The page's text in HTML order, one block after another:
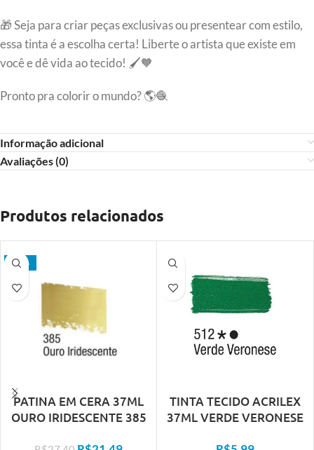
🎁 Seja para criar peças exclusivas ou presentear com estilo,
essa tinta é a escolha certa! Liberte o artista que existe em
você e dê vida ao tecido! 🖌️🧡
Pronto pra colorir o mundo? 🌎🧶
Informação adicional
Avaliações (0)
Produtos relacionados
- 22%
PATINA EM CERA 37ML
OURO IRIDESCENTE 385
TINTA TECIDO ACRILEX
37ML VERDE VERONESE